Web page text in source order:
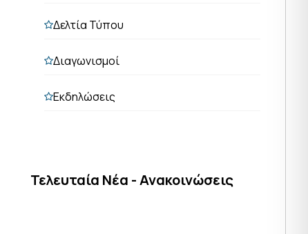
Δελτία Τύπου
Διαγωνισμοί
Εκδηλώσεις
Τελευταία Νέα - Ανακοινώσεις